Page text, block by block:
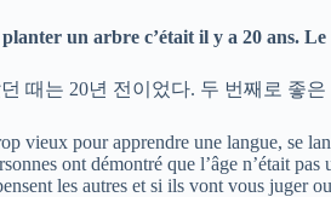
un arbre c’était il y a 20 ans.
때는 20년 전이었다. 두 번째로 좋
vieux pour apprendre une langue, se
ont démontré que l’âge n’était
les autres et si ils vont vous juger